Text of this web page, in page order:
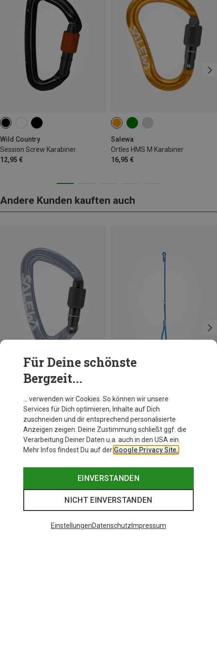
Wild Country
Session Screw Karabiner
12,95 €
Salewa
Ortles HMS M Karabiner
16,95 €
Andere Kunden kauften auch
Ortles Screw Karabiner
Für Deine schönste
Bergzeit...
… verwenden wir Cookies. So können wir unsere
Services für Dich optimieren, Inhalte auf Dich
zuschneiden und dir entsprechend personalisierte
Anzeigen zeigen. Deine Zustimmung schließt ggf. die
Verarbeitung Deiner Daten u.a. auch in den USA ein.
Mehr Infos findest Du auf der Google Privacy Site.
EINVERSTANDEN
NICHT EINVERSTANDEN
EinstellungenDatenschutz Impressum